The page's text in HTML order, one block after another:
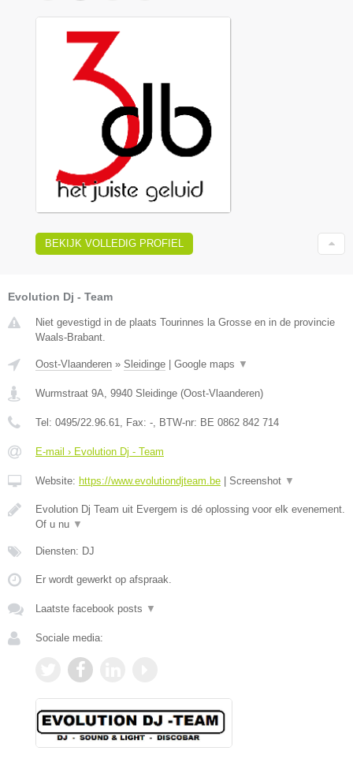
BEKIJK VOLLEDIG PROFIEL
Evolution Dj - Team
Niet gevestigd in de plaats Tourinnes la Grosse en in de provincie
Waals-Brabant.
Oost-Vlaanderen » Sleidinge Google maps ▼
Wurmstraat 9A 9940 Sleidinge (Oost-Vlaanderen)
Tel: 0495/22.96.61 , Fax: - , BTW-nr: BE 0862 842 714
E-mail › Evolution Dj - Team
Website: https://www.evolutiondjteam.be Screenshot ▼
Evolution Dj Team uit Evergem is dé oplossing voor elk evenement.
Of u nu ▼
Diensten: DJ
Er wordt gewerkt op afspraak.
Laatste facebook posts ▼
Sociale media: